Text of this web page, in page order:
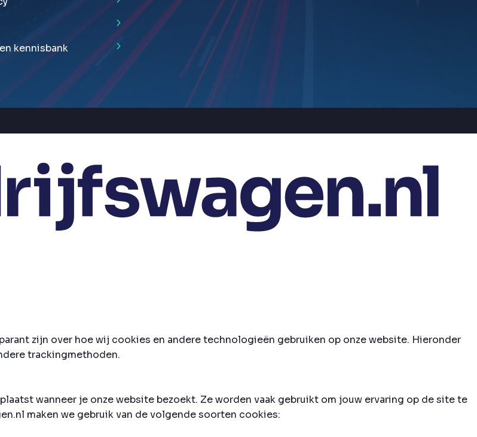
kennisbank
zijn over hoe wij cookies en andere technologieën gebruiken op onze website. Hieronder
trackingmethoden.
wanneer je onze website bezoekt. Ze worden vaak gebruikt om jouw ervaring op de site te
maken we gebruik van de volgende soorten cookies: